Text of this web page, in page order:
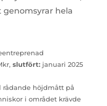
hela
slutfört:januari 2025
höjdmått på
i området krävde